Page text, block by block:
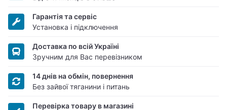
Гарантія та сервіс
Установка і підключення
Доставка по всій Україні
Зручним для Вас перевізником
14 днів на обмін, повернення
Без зайвої тяганини і питань
Перевірка товару в магазині